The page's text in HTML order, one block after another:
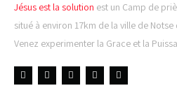
Jésus est la solution est un Camp de
situé à environ 17km de la ville de
Venez experimenter la Grace et la